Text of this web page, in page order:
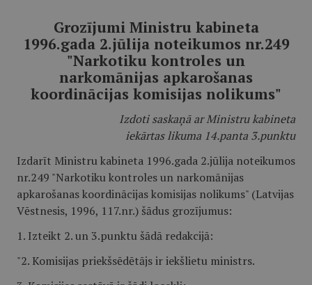
Grozījumi Ministru kabineta
1996.gada 2.jūlija noteikumos nr.249
"Narkotiku kontroles un
narkomānijas apkarošanas
koordinācijas komisijas nolikums"
Izdoti saskaņā ar Ministru kabineta
iekārtas likuma 14.panta 3.punktu
Izdarīt Ministru kabineta 1996.gada 2.jūlija noteikumos
nr.249 "Narkotiku kontroles un narkomānijas
apkarošanas koordinācijas komisijas nolikums" (Latvijas
Vēstnesis, 1996, 117.nr.) šādus grozījumus:
1. Izteikt 2. un 3.punktu šādā redakcijā:
"2. Komisijas priekšsēdētājs ir iekšlietu ministrs.